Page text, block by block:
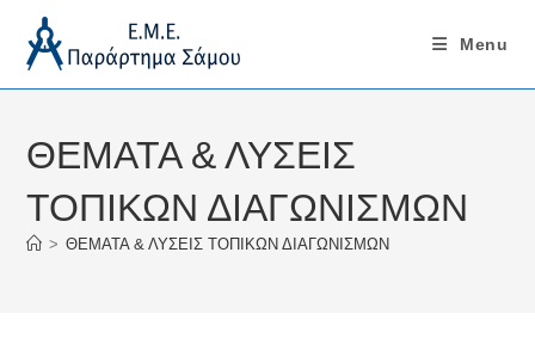
content
Menu
ΘΕΜΑΤΑ & ΛΥΣΕΙΣ
ΤΟΠΙΚΩΝ ΔΙΑΓΩΝΙΣΜΩΝ
> ΘΕΜΑΤΑ & ΛΥΣΕΙΣ ΤΟΠΙΚΩΝ ΔΙΑΓΩΝΙΣΜΩΝ